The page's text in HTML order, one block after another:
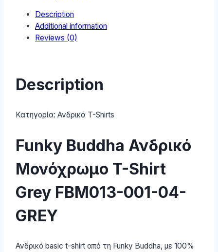
04-
GREY
quantity
Description
Additional information
Reviews (0)
Description
Κατηγορία: Ανδρικά T-Shirts
Funky Buddha Ανδρικό
Μονόχρωμο T-Shirt
Grey FBM013-001-04-
GREY
Ανδρικό basic t-shirt από τη Funky Buddha, με 100%